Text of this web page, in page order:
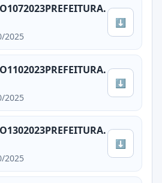
2025
⬇
2025
⬇
2025
⬇